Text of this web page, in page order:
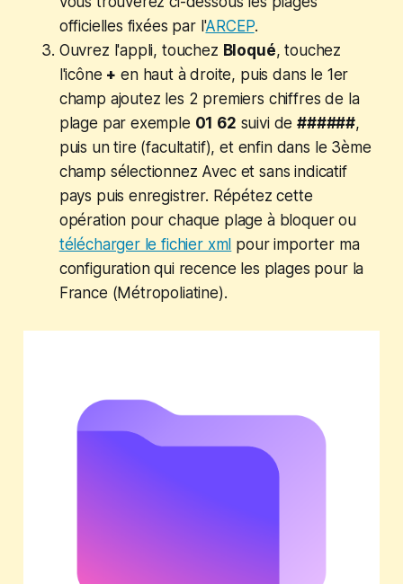
officielles fixées par l'ARCEP.
Ouvrez l'appli, touchez Bloqué, touchez
l'icône + en haut à droite, puis dans le 1er
champ ajoutez les 2 premiers chiffres de la
plage par exemple 01 62 suivi de######,
puis un tire (facultatif), et enfin dans le 3ème
champ sélectionnez Avec et sans indicatif
pays puis enregistrer. Répétez cette
opération pour chaque plage à bloquer ou
télécharger le fichier xml pour importer ma
configuration qui recence les plages pour la
France (Métropoliatine).